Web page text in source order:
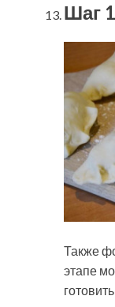
Шаг
Также
этапе